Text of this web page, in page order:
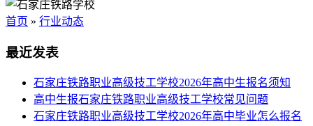
首页 » 行业动态
最近发表
​石家庄铁路职业高级技工学校2026年高中生报名须知
高中生报石家庄铁路职业高级技工学校常见问题
石家庄铁路职业高级技工学校2026年高中毕业怎么报名